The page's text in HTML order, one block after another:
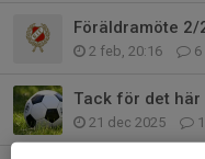
Föräldramöte 2/
2 feb, 20:16 6
Tack för det här
21 dec 2025 1